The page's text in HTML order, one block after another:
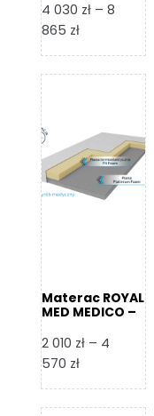
4 030 zł – 8
865 złZakres
od
do
8
865 zł
Materac ROYAL
MED MEDICO –
2 010 zł – 4
570 złZakres
od